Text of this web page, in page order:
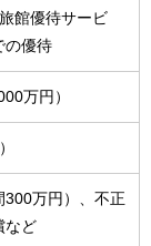
館優待サービ
の優待
万円）
300万円）、不正
など